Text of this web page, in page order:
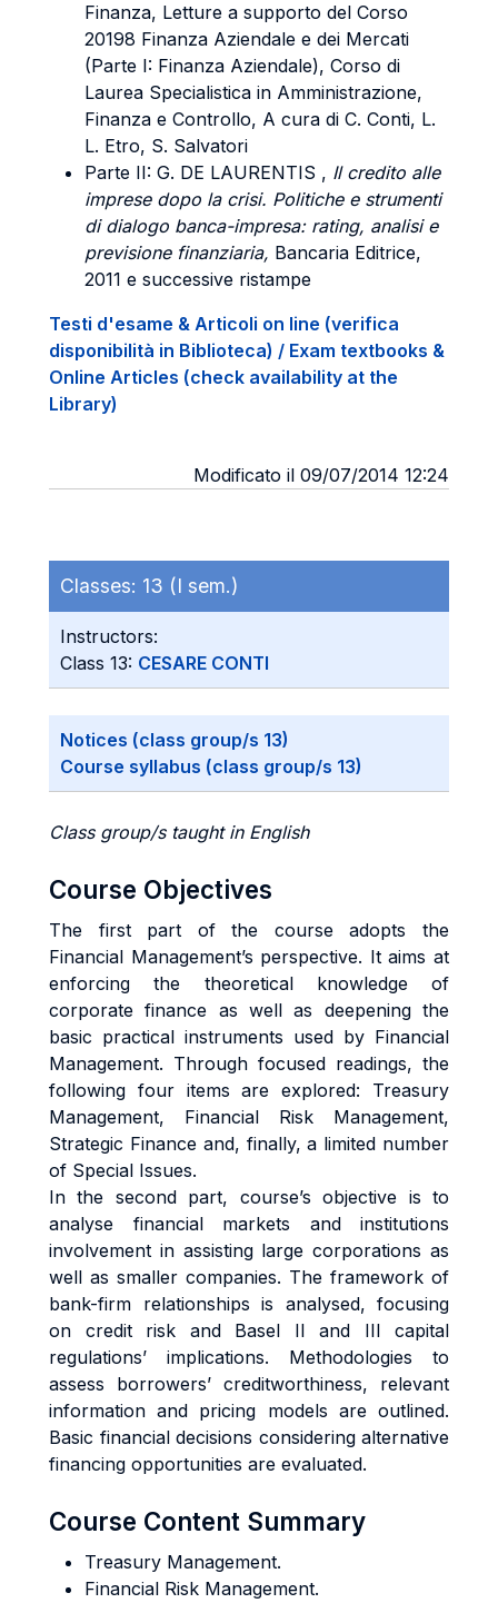
Finanza, Letture a supporto del Corso
20198 Finanza Aziendale e dei Mercati
(Parte I: Finanza Aziendale), Corso di
Laurea Specialistica in Amministrazione,
Finanza e Controllo, A cura di C. Conti, L.
L. Etro, S. Salvatori
Parte II: G. DE LAURENTIS , Il credito alle
imprese dopo la crisi. Politiche e strumenti
di dialogo banca-impresa: rating, analisi e
previsione finanziaria, Bancaria Editrice,
2011 e successive ristampe
Testi d'esame & Articoli on line (verifica
disponibilità in Biblioteca) / Exam textbooks &
Online Articles (check availability at the
Library)
Modificato il 09/07/2014 12:24
Classes: 13 (I sem.)
Instructors:
Class 13: CESARE CONTI
Notices (class group/s 13)
Course syllabus (class group/s 13)
Class group/s taught in English
Course Objectives
The first part of the course adopts the
Financial Management’s perspective. It aims at
enforcing the theoretical knowledge of
corporate finance as well as deepening the
basic practical instruments used by Financial
Management. Through focused readings, the
following four items are explored: Treasury
Management, Financial Risk Management,
Strategic Finance and, finally, a limited number
of Special Issues.
In the second part, course’s objective is to
analyse financial markets and institutions
involvement in assisting large corporations as
well as smaller companies. The framework of
bank-firm relationships is analysed, focusing
on credit risk and Basel II and III capital
regulations’ implications. Methodologies to
assess borrowers’ creditworthiness, relevant
information and pricing models are outlined.
Basic financial decisions considering alternative
financing opportunities are evaluated.
Course Content Summary
Treasury Management.
Financial Risk Management.